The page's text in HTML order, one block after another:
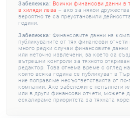
Забележка: Всички финансови данни в
в хиляди лева – ако за някои
вероятно те са преустановили
години.
Забележка: Финансовите данни на
публикуваните от тях финансови
много редки случаи финансовите
или неточно извлечени, за което са
вътрешни контроли за тяхното
редактор. Това отнема време с оглед
които всяка година се публикуват в
ние поправяме несъответствията от
компании. Ако забележите непълноти
или в други финансови отчети, можете
ескалираме приоритета за тяхната